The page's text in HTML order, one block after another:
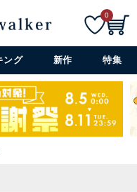
詳細検索+
0
ング 新作 特集